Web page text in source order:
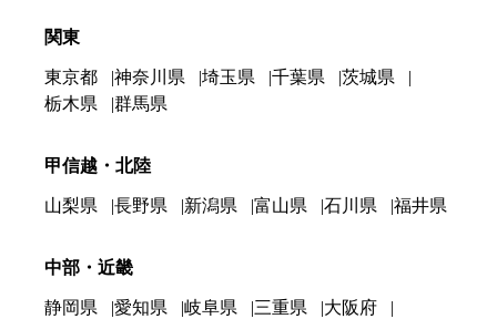
関東
東京都 神奈川県 埼玉県 千葉県
茨城県
栃木県
群馬県
甲信越・北陸
山梨県 長野県 新潟県 富山県 石川県 福井県
中部・近畿
静岡県 愛知県 岐阜県 三重県
大阪府